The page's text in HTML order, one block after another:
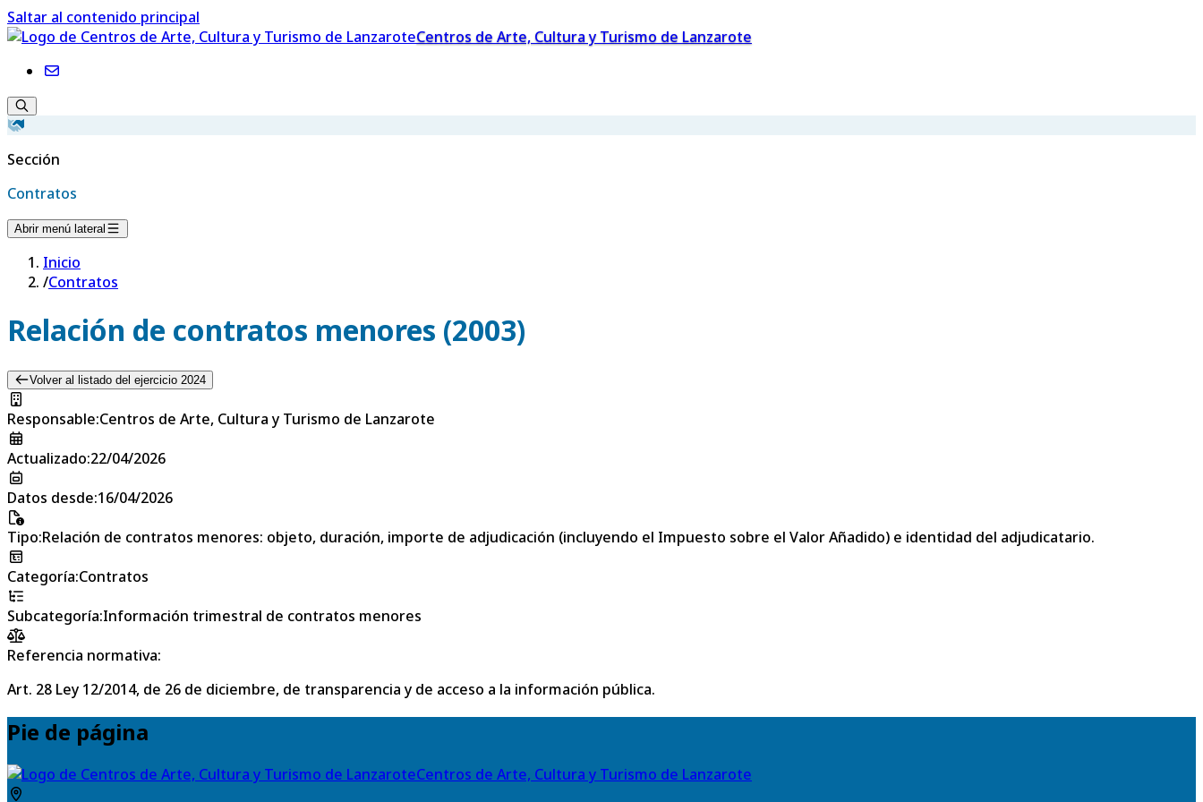
Saltar al contenido principal
Centros de Arte, Cultura y Turismo de Lanzarote
Sección
Contratos
Abrir menú lateral
Inicio
/Contratos
Relación de contratos menores (2003)
Volver al listado del ejercicio 2024
Responsable:Centros de Arte, Cultura y Turismo de Lanzarote
Actualizado:22/04/2026
Datos desde:16/04/2026
Tipo:Relación de contratos menores: objeto, duración, importe de adjudicación (incluyendo el Impuesto sobre el Valor Añadido) e identidad del adjudicatario.
Categoría:Contratos
Subcategoría:Información trimestral de contratos menores
Referencia normativa:
Art. 28 Ley 12/2014, de 26 de diciembre, de transparencia y de acceso a la información pública.
Pie de página
Centros de Arte, Cultura y Turismo de Lanzarote